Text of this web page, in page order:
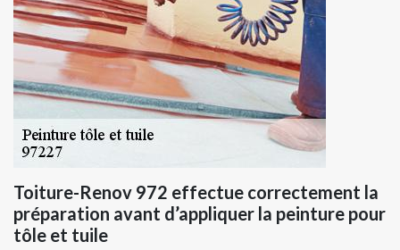
Toiture-Renov 972 effectue correctement la
préparation avant d’appliquer la peinture pour
tôle et tuile